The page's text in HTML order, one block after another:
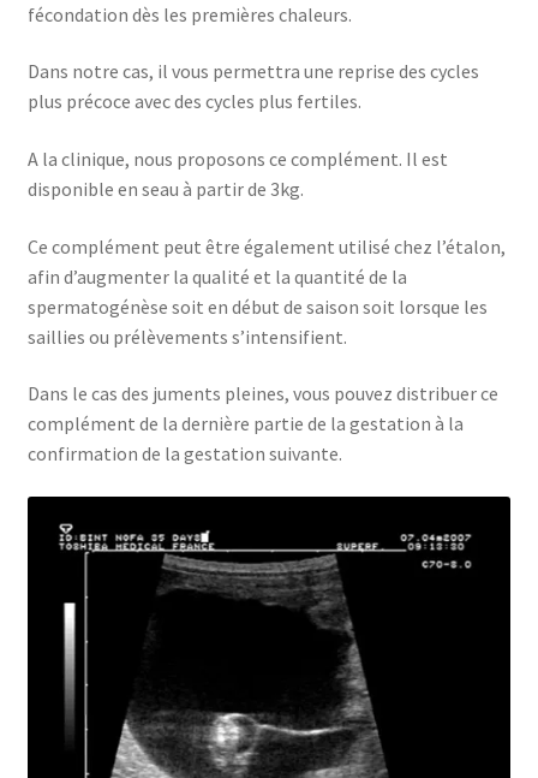
fécondation dès les premières chaleurs.
Dans notre cas, il vous permettra une reprise des cycles
plus précoce avec des cycles plus fertiles.
A la clinique, nous proposons ce complément. Il est
disponible en seau à partir de 3kg.
Ce complément peut être également utilisé chez l’étalon,
afin d’augmenter la qualité et la quantité de la
spermatogénèse soit en début de saison soit lorsque les
saillies ou prélèvements s’intensifient.
Dans le cas des juments pleines, vous pouvez distribuer ce
complément de la dernière partie de la gestation à la
confirmation de la gestation suivante.